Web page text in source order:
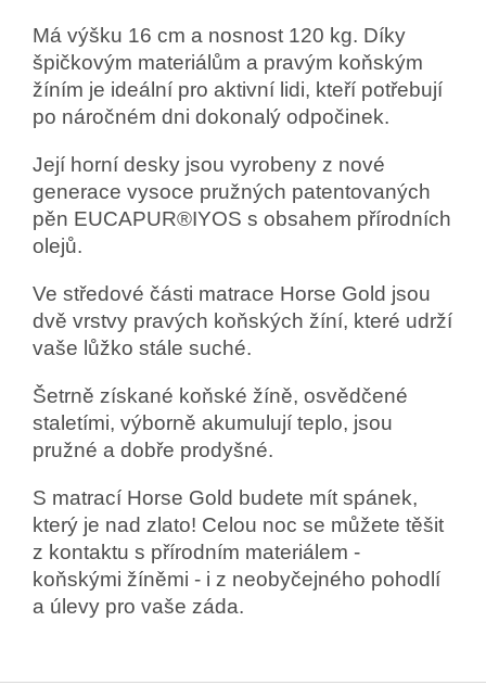
Má výšku 16 cm a nosnost 120 kg. Díky
špičkovým materiálům a pravým koňským
žíním je ideální pro aktivní lidi, kteří potřebují
po náročném dni dokonalý odpočinek.
Její horní desky jsou vyrobeny z nové
generace vysoce pružných patentovaných
pěn EUCAPUR®IYOS s obsahem přírodních
olejů.
Ve středové části matrace Horse Gold jsou
dvě vrstvy pravých koňských žíní, které udrží
vaše lůžko stále suché.
Šetrně získané koňské žíně, osvědčené
staletími, výborně akumulují teplo, jsou
pružné a dobře prodyšné.
S matrací Horse Gold budete mít spánek,
který je nad zlato! Celou noc se můžete těšit
z kontaktu s přírodním materiálem -
koňskými žíněmi - i z neobyčejného pohodlí
a úlevy pro vaše záda.